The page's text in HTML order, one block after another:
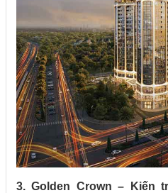
3. Golden Crown – Kiến